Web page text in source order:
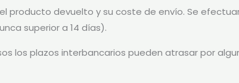
producto devuelto y su coste de envío. Se
superior a 14 días).
los plazos interbancarios pueden atrasar por